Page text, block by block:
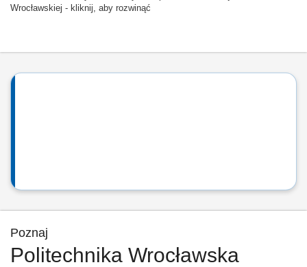
Wrocławskiej - kliknij, aby rozwinąć
Poznaj
Politechnika Wrocławska